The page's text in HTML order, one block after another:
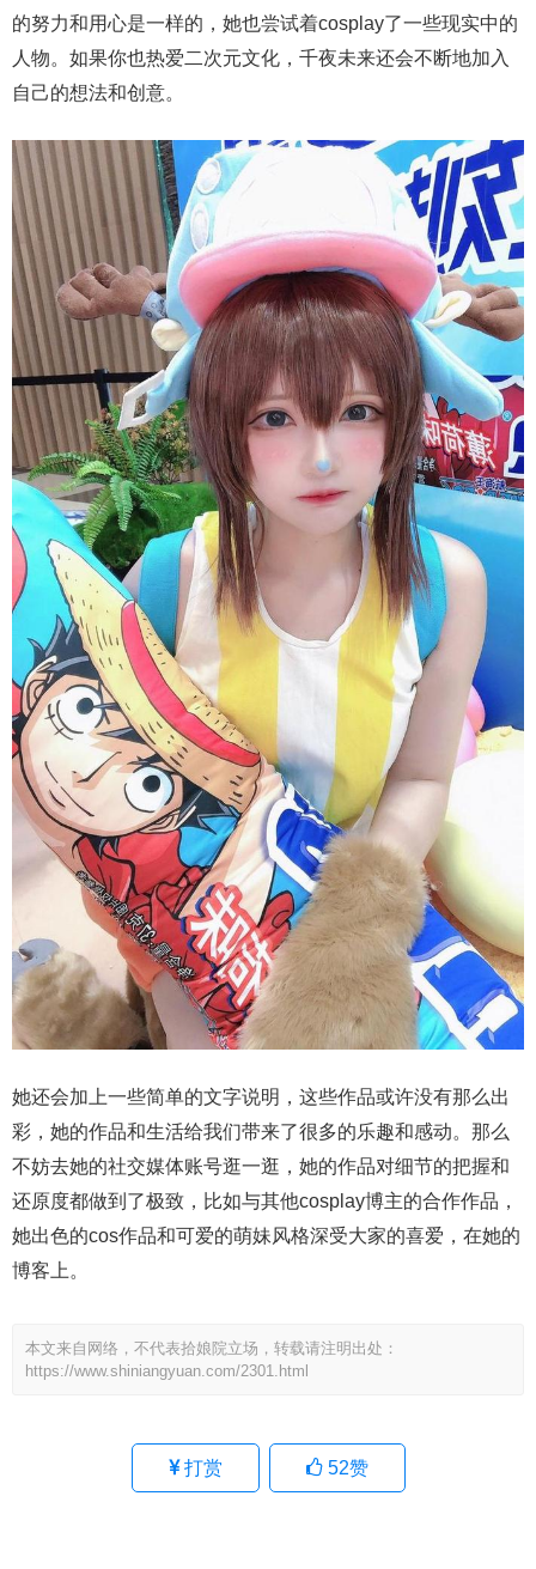
的努力和用心是一样的，她也尝试着cosplay了一些现实中的
人物。如果你也热爱二次元文化，千夜未来还会不断地加入
自己的想法和创意。
她还会加上一些简单的文字说明，这些作品或许没有那么出
彩，她的作品和生活给我们带来了很多的乐趣和感动。那么
不妨去她的社交媒体账号逛一逛，她的作品对细节的把握和
还原度都做到了极致，比如与其他cosplay博主的合作作品，
她出色的cos作品和可爱的萌妹风格深受大家的喜爱，在她的
博客上。
本文来自网络，不代表拾娘院立场，转载请注明出处：
https://www.shiniangyuan.com/2301.html
打赏 52赞